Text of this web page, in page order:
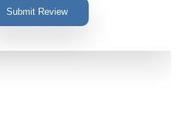
Submit Review